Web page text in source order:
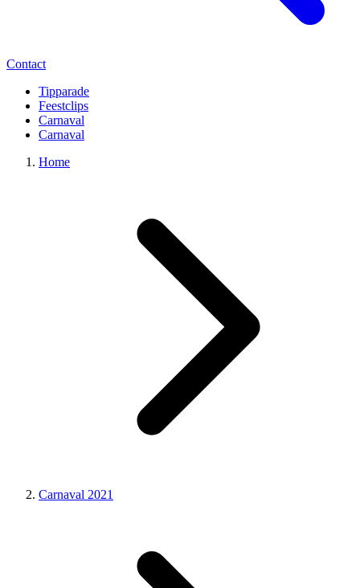
Contact
Tipparade
Feestclips
Carnaval
Carnaval
Home
Carnaval 2021